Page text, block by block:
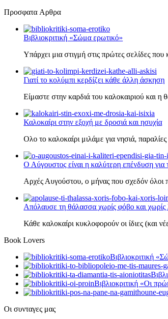
Πρoσφατα Aρθρα
Βιβλιοκριτική «Σώμα ερωτικό»
Υπάρχει μια στιγμή στις πρώτες σελίδες που
Γιατί το κολύμπι κερδίζει κάθε άλλη άσκηση
Είμαστε στην καρδιά του καλοκαιριού και
Καλοκαίρι στην εξοχή με δροσιά και ησυχία
Ολο το καλοκαίρι μιλάμε για νησιά,
Ο Αύγουστος είναι η καλύτερη επένδυση για
Αρχές Αυγούστου, ο μήνας που σχεδόν όλοι
Απόλαυσε τη θάλασσα χωρίς φόβο και χωρίς
Κάθε καλοκαίρι κυκλοφορούν οι ίδιες (και
Book Lovers
Βιβλιοκριτική
Βιβλιοκριτική «Οι
Οι συνταγες μας